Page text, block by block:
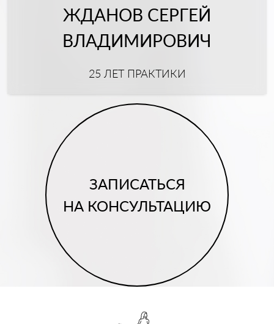
ЖДАНОВ СЕРГЕЙ
ВЛАДИМИРОВИЧ
25 ЛЕТ ПРАКТИКИ
ЗАПИСАТЬСЯ
НА КОНСУЛЬТАЦИЮ